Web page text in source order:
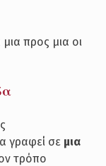
προς μια οι
γραφεί σε μια
τρόπο